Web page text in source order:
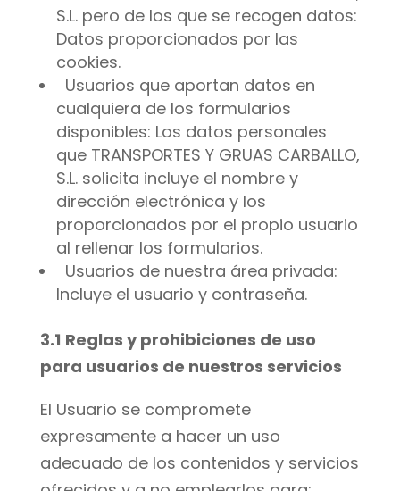
S.L. pero de los que se recogen datos:
Datos proporcionados por las
cookies.
Usuarios que aportan datos en
cualquiera de los formularios
disponibles: Los datos personales
que TRANSPORTES Y GRUAS CARBALLO,
S.L. solicita incluye el nombre y
dirección electrónica y los
proporcionados por el propio usuario
al rellenar los formularios.
Usuarios de nuestra área privada:
Incluye el usuario y contraseña.
3.1 Reglas y prohibiciones de uso
para usuarios de nuestros servicios
El Usuario se compromete
expresamente a hacer un uso
adecuado de los contenidos y servicios